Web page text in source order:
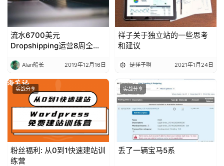
流水6700美元
Dropshipping运营8周全流
Alan船长 2019年12月16日
祥子关于独立站的一些思考
和建议
是祥子啊 2021年1月24日
实战分享
粉丝福利: 从0到1快速建站训
练营
实战分享
丢了一辆宝马5系